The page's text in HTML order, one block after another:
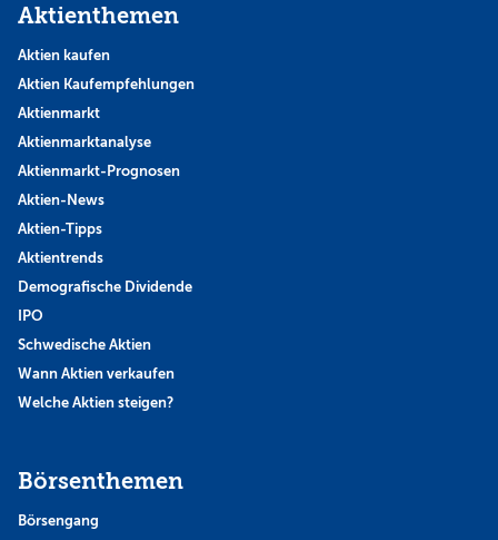
Aktienthemen
Aktien kaufen
Aktien Kaufempfehlungen
Aktienmarkt
Aktienmarktanalyse
Aktienmarkt-Prognosen
Aktien-News
Aktien-Tipps
Aktientrends
Demografische Dividende
IPO
Schwedische Aktien
Wann Aktien verkaufen
Welche Aktien steigen?
Börsenthemen
Börsengang